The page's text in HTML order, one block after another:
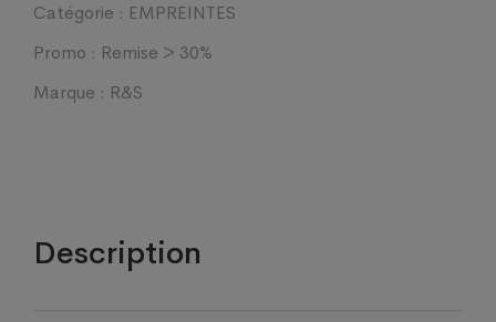
Catégorie : EMPREINTES
Promo : Remise > 30%
Marque : R&S
Description